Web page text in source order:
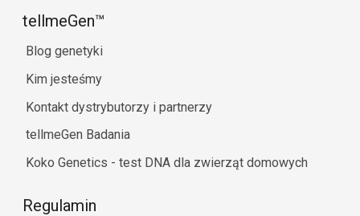
tellmeGen™
Blog genetyki
Kim jesteśmy
Kontakt dystrybutorzy i partnerzy
tellmeGen Badania
Koko Genetics - test DNA dla zwierząt domowych
Regulamin